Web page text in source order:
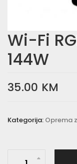
Wi-Fi
144W
35.00 KM
Kategorija: Oprema